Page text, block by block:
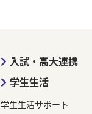
入試・高大連携
学生生活
学生生活サポート